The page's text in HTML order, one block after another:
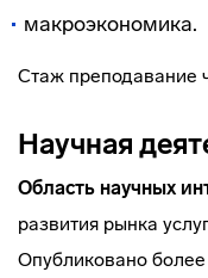
макроэкономика.
Стаж преподавание
Научная
Область научных
развития рынка
Опубликовано